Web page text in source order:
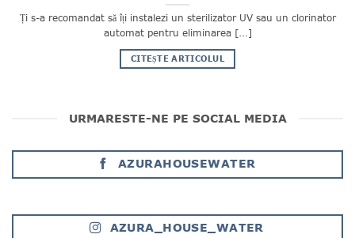
Ți s-a recomandat să îți instalezi un sterilizator UV sau un clorinator
automat pentru eliminarea [...]
CITEȘTE ARTICOLUL
URMARESTE-NE PE SOCIAL MEDIA
AZURAHOUSEWATER
AZURA_HOUSE_WATER